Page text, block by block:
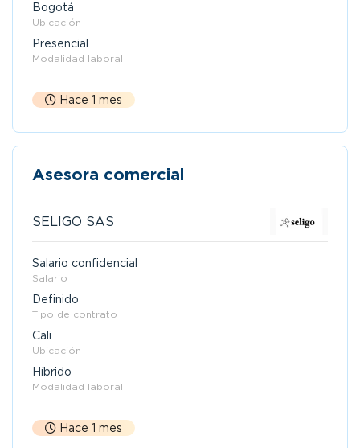
Bogotá
Ubicación
Presencial
Modalidad laboral
Hace 1 mes
Asesora comercial
SELIGO SAS
Salario confidencial
Salario
Definido
Tipo de contrato
Cali
Ubicación
Híbrido
Modalidad laboral
Hace 1 mes